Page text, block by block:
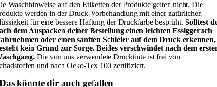
Waschhinweise auf den Etiketten der Produkte gelten nicht. Die
werden in der Druck-Vorbehandlung mit einer natürlichen
für eine bessere Haftung der Druckfarbe besprüht.Solltest
dem Auspacken deiner Bestellung einen leichten Essiggeruch
oder einen sanften Schleier auf dem Druck erkennen,
kein Grund zur Sorge. Beides verschwindet nach dem
Die von uns verwendete Drucktinte ist frei von
und nach Oeko-Tex 100 zertifiziert.
Das könnte dir auch gefallen